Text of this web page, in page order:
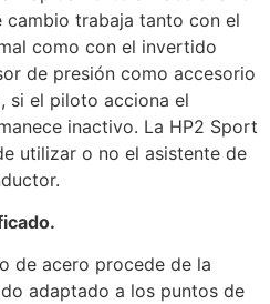
cambio trabaja tanto con el
como con el invertido
de presión como accesorio
si el piloto acciona el
inactivo. La HP2 Sport
utilizar o no el asistente de
de acero procede de la
adaptado a los puntos de